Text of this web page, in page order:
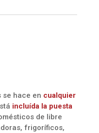
se hace en cualquier
incluída la puesta
de libre
frigoríficos,